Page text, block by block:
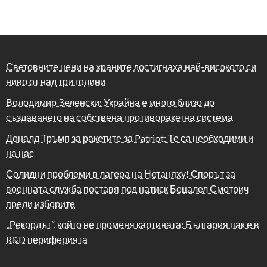
Световните цени на храните достигнаха най-високото си
ниво от над три години
Володимир Зеленски: Украйна е много близо до
създаването на собствена противоракетна система
Доналд Тръмп за ракетите за Patriot: Те са необходими и
на нас
Солидни проблеми в лагера на Нетаняху! Спорът за
военната служба поставя под натиск Бецалел Смотрич
преди изборите
„Рекордът“, който не променя картината: България пак е в
R&D периферията